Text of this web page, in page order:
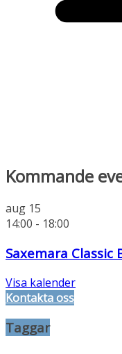
Kommande
aug 15
14:00 - 18:00
Saxemara Classic
Visa kalender
Kontakta oss
Taggar